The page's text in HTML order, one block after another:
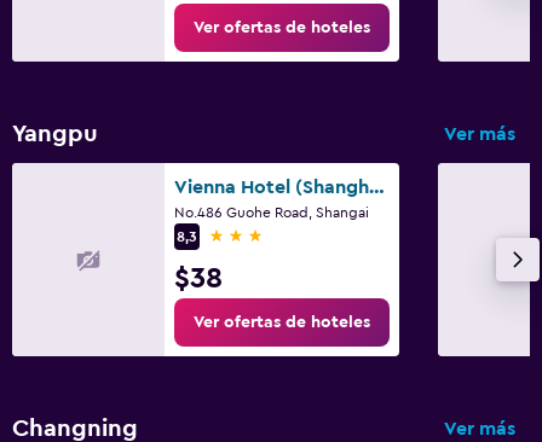
Ver ofertas de hoteles
Yangpu Ver más
Vienna Hotel (Shanghai Wujiaochang)
No.486 Guohe Road, Shangai
8,3
3 estrellas
$38
Ver ofertas de hoteles
Changning Ver más